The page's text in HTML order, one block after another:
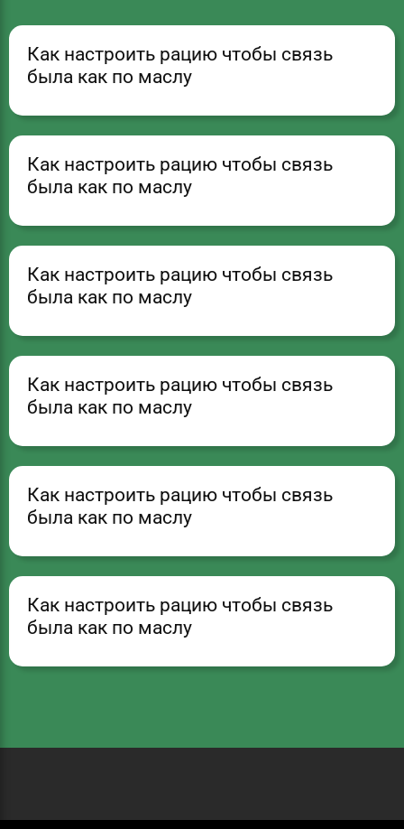
Как настроить рацию чтобы связь
была как по маслу
Как настроить рацию чтобы связь
была как по маслу
Как настроить рацию чтобы связь
была как по маслу
Как настроить рацию чтобы связь
была как по маслу
Как настроить рацию чтобы связь
была как по маслу
Как настроить рацию чтобы связь
была как по маслу